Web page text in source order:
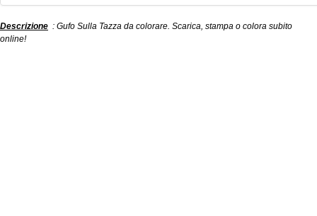
Descrizione : Gufo Sulla Tazza da colorare. Scarica, stampa o colora subito
online!